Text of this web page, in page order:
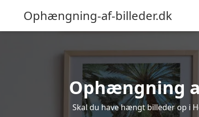
Ophængning-af-billeder.dk
Ophængning
Skal du have hængt billeder op i